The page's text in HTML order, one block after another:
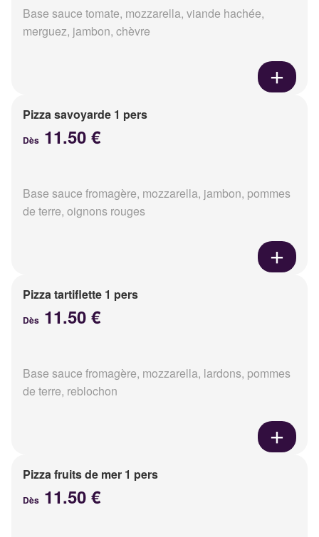
Base sauce tomate, mozzarella, viande hachée,
merguez, jambon, chèvre
Pizza savoyarde 1 pers
Dès 11.50 €
Base sauce fromagère, mozzarella, jambon, pommes
de terre, oignons rouges
Pizza tartiflette 1 pers
Dès 11.50 €
Base sauce fromagère, mozzarella, lardons, pommes
de terre, reblochon
Pizza fruits de mer 1 pers
Dès 11.50 €